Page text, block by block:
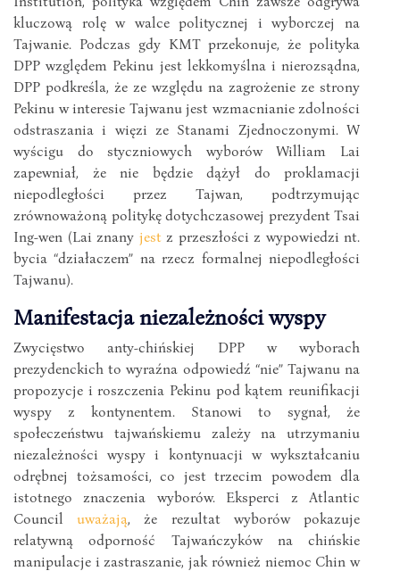
kluczową rolę w walce politycznej i wyborczej na
Tajwanie. Podczas gdy KMT przekonuje, że polityka
DPP względem Pekinu jest lekkomyślna i nierozsądna,
DPP podkreśla, że ze względu na zagrożenie ze strony
Pekinu w interesie Tajwanu jest wzmacnianie zdolności
odstraszania i więzi ze Stanami Zjednoczonymi. W
wyścigu do styczniowych wyborów William Lai
zapewniał, że nie będzie dążył do proklamacji
niepodległości przez Tajwan, podtrzymując
zrównoważoną politykę dotychczasowej prezydent Tsai
Ing-wen (Lai znany jestz przeszłości z wypowiedzi nt.
bycia “działaczem” na rzecz formalnej niepodległości
Tajwanu).
Manifestacja niezależności wyspy
Zwycięstwo anty-chińskiej DPP w wyborach
prezydenckich to wyraźna odpowiedź “nie” Tajwanu na
propozycje i roszczenia Pekinu pod kątem reunifikacji
wyspy z kontynentem. Stanowi to sygnał, że
społeczeństwu tajwańskiemu zależy na utrzymaniu
niezależności wyspy i kontynuacji w wykształcaniu
odrębnej tożsamości, co jest trzecim powodem dla
istotnego znaczenia wyborów. Eksperci z Atlantic
Counciluważają, że rezultat wyborów pokazuje
relatywną odporność Tajwańczyków na chińskie
manipulacje i zastraszanie, jak również niemoc Chin w